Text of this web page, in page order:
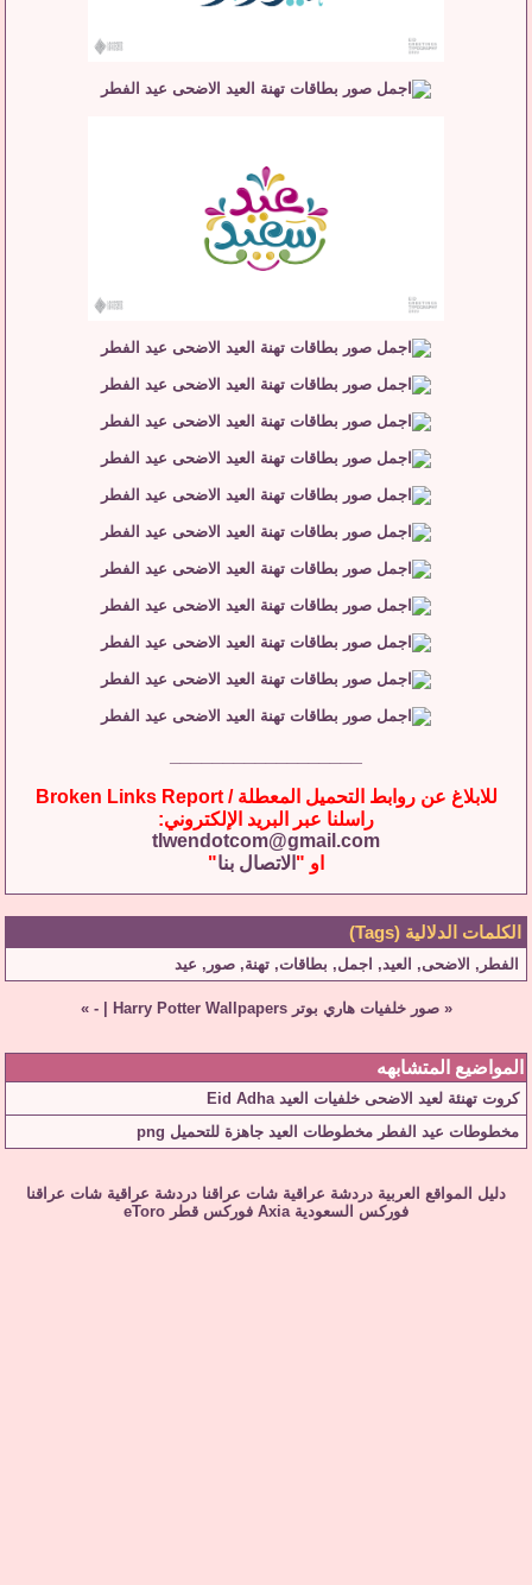
للابلاغ عن روابط التحميل المعطلة / Broken Links Report
راسلنا عبر البريد الإلكتروني:
tlwendotcom@gmail.com
او " الاتصال بنا"
الكلمات الدلالية (Tags)
الفطر , الاضحى, العيد, اجمل, بطاقات, تهنة, صور , عيد
« صور خلفيات هاري بوتر Harry Potter Wallpapers |
-
»
المواضيع المتشابهه
كروت تهنئة لعيد الاضحى خلفيات العيد Eid Adha
مخطوطات عيد الفطر مخطوطات العيد جاهزة للتحميل png
دليل المواقع العربية دردشة عراقية شات عراقنا دردشة عراقية شات عراقنا
فوركس السعودية Axia فوركس قطر eToro